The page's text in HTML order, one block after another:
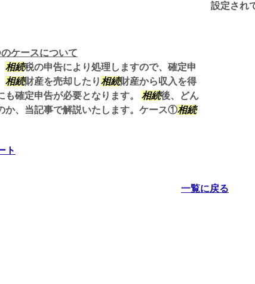
設定され
ケースについて
相続税の申告により処理しますので、確定申
相続財産を売却したり相続財産から収入を得
も確定申告が必要となります。 相続後、どん
か、当記事で解説いたします。ケース①相続
ト
一覧に戻る